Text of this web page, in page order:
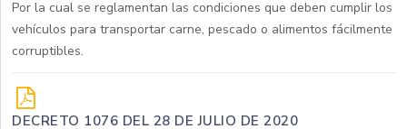
Por la cual se reglamentan las condiciones que deben cumplir los
vehículos para transportar carne, pescado o alimentos fácilmente
corruptibles.
DECRETO 1076 DEL 28 DE JULIO DE 2020